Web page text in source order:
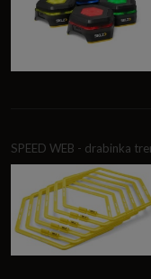
SPEED WEB - drabinka